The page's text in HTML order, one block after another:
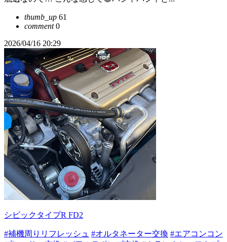
thumb_up 61
comment0
2026/04/16 20:29
シビックタイプR FD2
#補機周りリフレッシュ #オルタネーター交換 #エアコンコン